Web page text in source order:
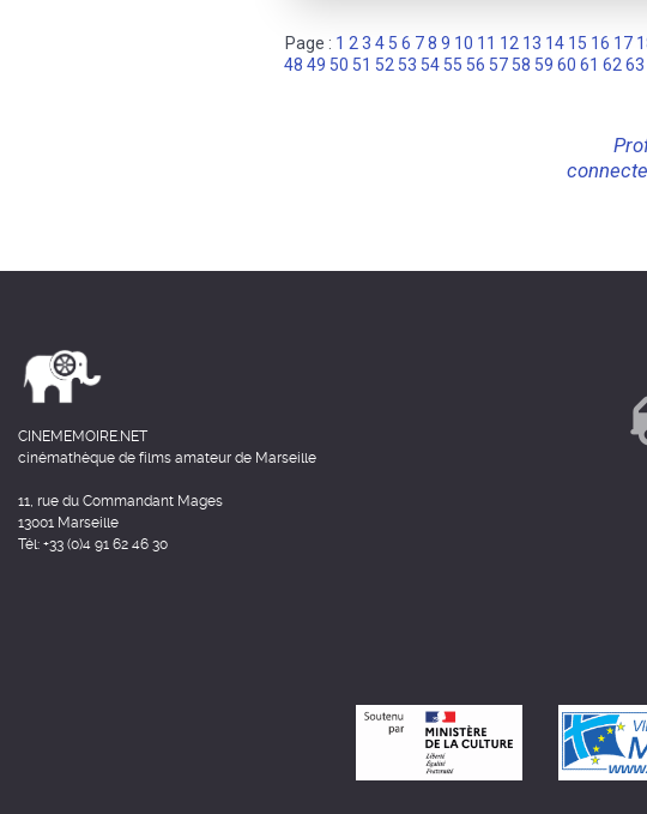
Page : 1 2 3 4 5 6 78 9 10 11 12 13 14 15 16 17
48 49 50 51 52 53 54 55 56 57 58 59 60 61 62 63
CINEMEMOIRE.NET
cinémathèque de films amateur de Marseille
11, rue du Commandant Mages
13001 Marseille
Tél: +33 (0)4 91 62 46 30